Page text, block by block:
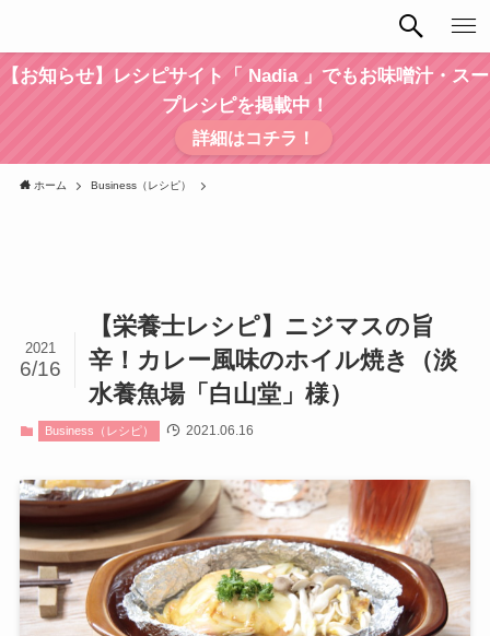
【お知らせ】レシピサイト「 Nadia 」でもお味噌汁・スー
プレシピを掲載中！
詳細はコチラ！
ホーム Business（レシピ）
【栄養士レシピ】ニジマスの旨
辛！カレー風味のホイル焼き（淡
水養魚場「白山堂」様）
2021
6/16
Business（レシピ） 2021.06.16